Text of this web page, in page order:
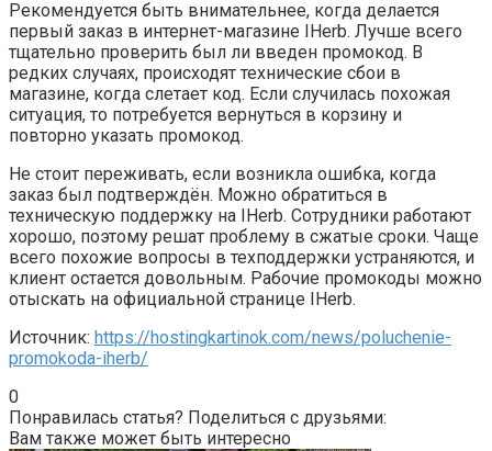
Рекомендуется быть внимательнее, когда делается
первый заказ в интернет-магазине IHerb. Лучше всего
тщательно проверить был ли введен промокод. В
редких случаях, происходят технические сбои в
магазине, когда слетает код. Если случилась похожая
ситуация, то потребуется вернуться в корзину и
повторно указать промокод.
Не стоит переживать, если возникла ошибка, когда
заказ был подтверждён. Можно обратиться в
техническую поддержку на IHerb. Сотрудники работают
хорошо, поэтому решат проблему в сжатые сроки. Чаще
всего похожие вопросы в техподдержки устраняются, и
клиент остается довольным. Рабочие промокоды можно
отыскать на официальной странице IHerb.
Источник: https://hostingkartinok.com/news/poluchenie-
promokoda-iherb/
0
Понравилась статья? Поделиться с друзьями:
Вам также может быть интересно